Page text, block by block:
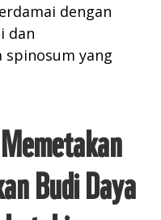
dengan
dan
yang
Memetakan
Budi Daya